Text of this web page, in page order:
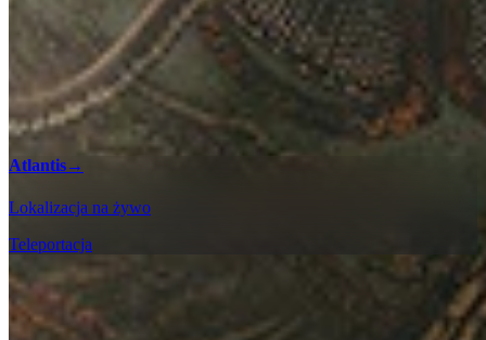
Atlantis→
Lokalizacja na żywo
Teleportacja